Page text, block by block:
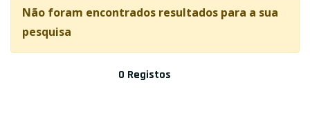
Não foram encontrados resultados para a sua
pesquisa
0 Registos